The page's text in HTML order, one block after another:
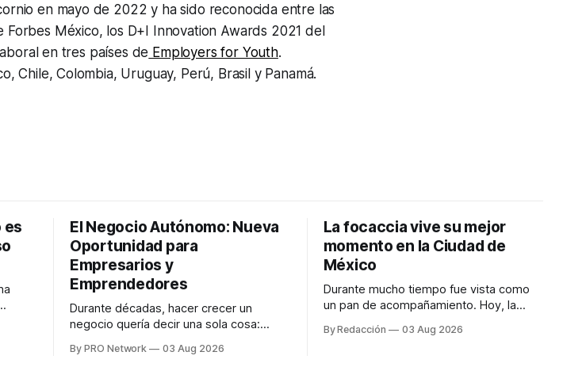
en mayo de 2022 y ha sido reconocida entre las
Forbes México, los D+I Innovation Awards 2021 del
en tres países de Employers for Youth.
Chile, Colombia, Uruguay, Perú, Brasil y Panamá.
es
El Negocio Autónomo: Nueva
Oportunidad para
Empresarios y
Emprendedores
Durante décadas, hacer crecer un
negocio quería decir una sola cosa:
anuncios, un especialista en marketing
By PRO Network 03 Aug 2026
La focaccia vive su mejor
momento en la Ciudad de
México
Durante mucho tiempo fue vista como
un pan de acompañamiento. Hoy, la
platillos favoritos de quienes buscan
By Redacción 03 Aug 2026